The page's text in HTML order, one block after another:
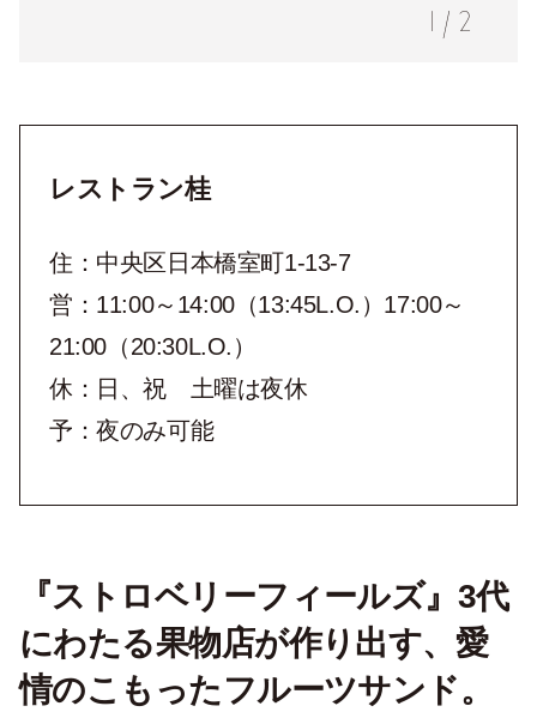
/ 2
レストラン桂
住：中央区日本橋室町1-13-7
営：11:00～14:00（13:45L.O.）17:00～
21:00（20:30L.O.）
休：日、祝 土曜は夜休
予：夜のみ可能
『ストロベリーフィールズ』3代
にわたる果物店が作り出す、愛
情のこもったフルーツサンド。